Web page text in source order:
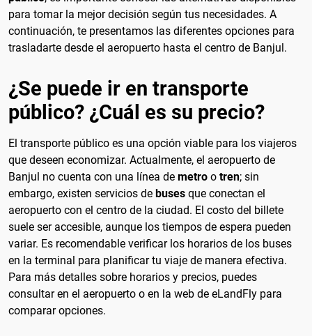
para tomar la mejor decisión según tus necesidades. A
continuación, te presentamos las diferentes opciones para
trasladarte desde el aeropuerto hasta el centro de Banjul.
¿Se puede ir en transporte
público? ¿Cuál es su precio?
El transporte público es una opción viable para los viajeros
que deseen economizar. Actualmente, el aeropuerto de
Banjul no cuenta con una línea de metro o tren; sin
embargo, existen servicios de buses que conectan el
aeropuerto con el centro de la ciudad. El costo del billete
suele ser accesible, aunque los tiempos de espera pueden
variar. Es recomendable verificar los horarios de los buses
en la terminal para planificar tu viaje de manera efectiva.
Para más detalles sobre horarios y precios, puedes
consultar en el aeropuerto o en la web de eLandFly para
comparar opciones.